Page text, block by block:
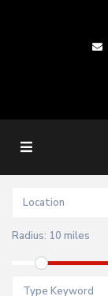
Radius: 10 miles